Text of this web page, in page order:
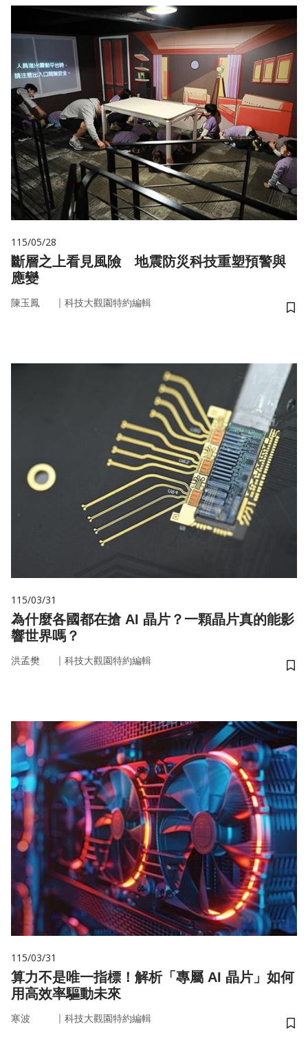
115/05/28
斷層之上看見風險 地震防災科技重塑預警與
應變
陳玉鳳 ｜ 科技大觀園特約編輯
儲
115/03/31
為什麼各國都在搶 AI 晶片？一顆晶片真的能影
響世界嗎？
洪孟樊 ｜ 科技大觀園特約編輯
儲
115/03/31
算力不是唯一指標！解析「專屬 AI 晶片」如何
用高效率驅動未來
寒波 ｜ 科技大觀園特約編輯
儲